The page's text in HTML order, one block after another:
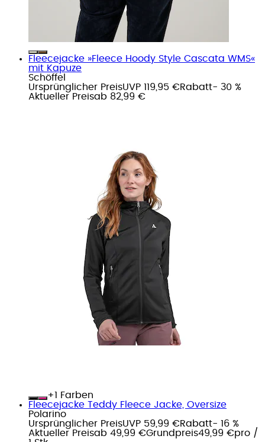
Fleecejacke »Fleece Hoody Style Cascata WMS«
mit Kapuze
Schöffel
Ursprünglicher PreisUVP 119,95 €Rabatt- 30 %
Aktueller Preisab 82,99 €
+
Farben
Fleecejacke Teddy Fleece Jacke, Oversize
Polarino
Ursprünglicher PreisUVP 59,99 €Rabatt- 16 %
Aktueller Preisab 49,99 €Grundpreis49,99 €pro /